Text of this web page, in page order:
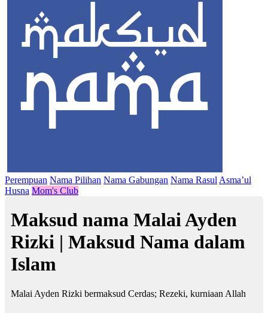
Perempuan Nama Pilihan Nama Gabungan Nama Rasul Asma’ul
Husna Mom's Club
Maksud nama Malai Ayden
Rizki | Maksud Nama dalam
Islam
Malai Ayden Rizki bermaksud Cerdas; Rezeki, kurniaan Allah